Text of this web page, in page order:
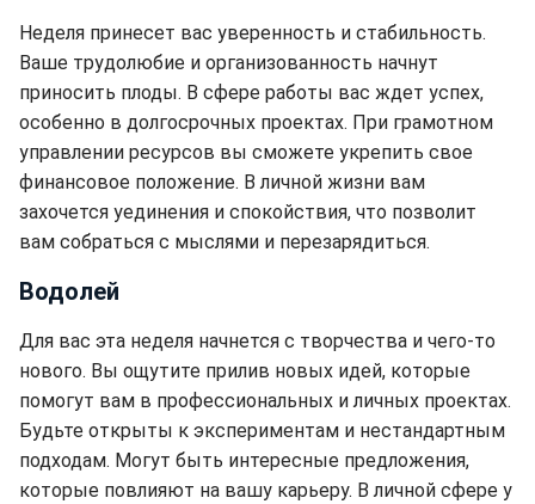
Неделя принесет вас уверенность и стабильность.
Ваше трудолюбие и организованность начнут
приносить плоды. В сфере работы вас ждет успех,
особенно в долгосрочных проектах. При грамотном
управлении ресурсов вы сможете укрепить свое
финансовое положение. В личной жизни вам
захочется уединения и спокойствия, что позволит
вам собраться с мыслями и перезарядиться.
Водолей
Для вас эта неделя начнется с творчества и чего-то
нового. Вы ощутите прилив новых идей, которые
помогут вам в профессиональных и личных проектах.
Будьте открыты к экспериментам и нестандартным
подходам. Могут быть интересные предложения,
которые повлияют на вашу карьеру. В личной сфере у